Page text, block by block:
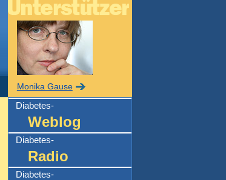
Monika Gause
Diabetes-
Weblog
Diabetes-
Radio
Diabetes-